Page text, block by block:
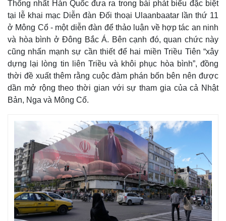
Bóng đá
Lịch thi đấu bóng đá
Thế giới thể thao
eSports
Hậu trường
Ô tô
Xe máy
Tư vấn
Thống nhất Hàn Quốc đưa ra trong bài phát biểu đặc biệt
tại lễ khai mạc Diễn đàn Đối thoại Ulaanbaatar lần thứ 11
ở Mông Cổ - một diễn đàn để thảo luận về hợp tác an ninh
và hòa bình ở Đông Bắc Á. Bên cạnh đó, quan chức này
cũng nhấn mạnh sự cần thiết để hai miền Triều Tiên “xây
dựng lại lòng tin liên Triều và khôi phục hòa bình”, đồng
thời đề xuất thêm rằng cuộc đàm phán bốn bên nên được
dần mở rộng theo thời gian với sự tham gia của cả Nhật
Bản, Nga và Mông Cổ.